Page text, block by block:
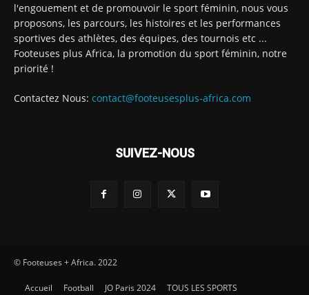
l'engouement et de promouvoir le sport féminin, nous vous
proposons, les parcours, les histoires et les performances
sportives des athlètes, des équipes, des tournois etc ...
Footeuses plus Africa, la promotion du sport féminin, notre
priorité !
Contactez Nous: contact@footeusesplus-africa.com
SUIVEZ-NOUS
© Footeuses + Africa. 2022
Accueil Football JO Paris 2024 TOUS LES SPORTS